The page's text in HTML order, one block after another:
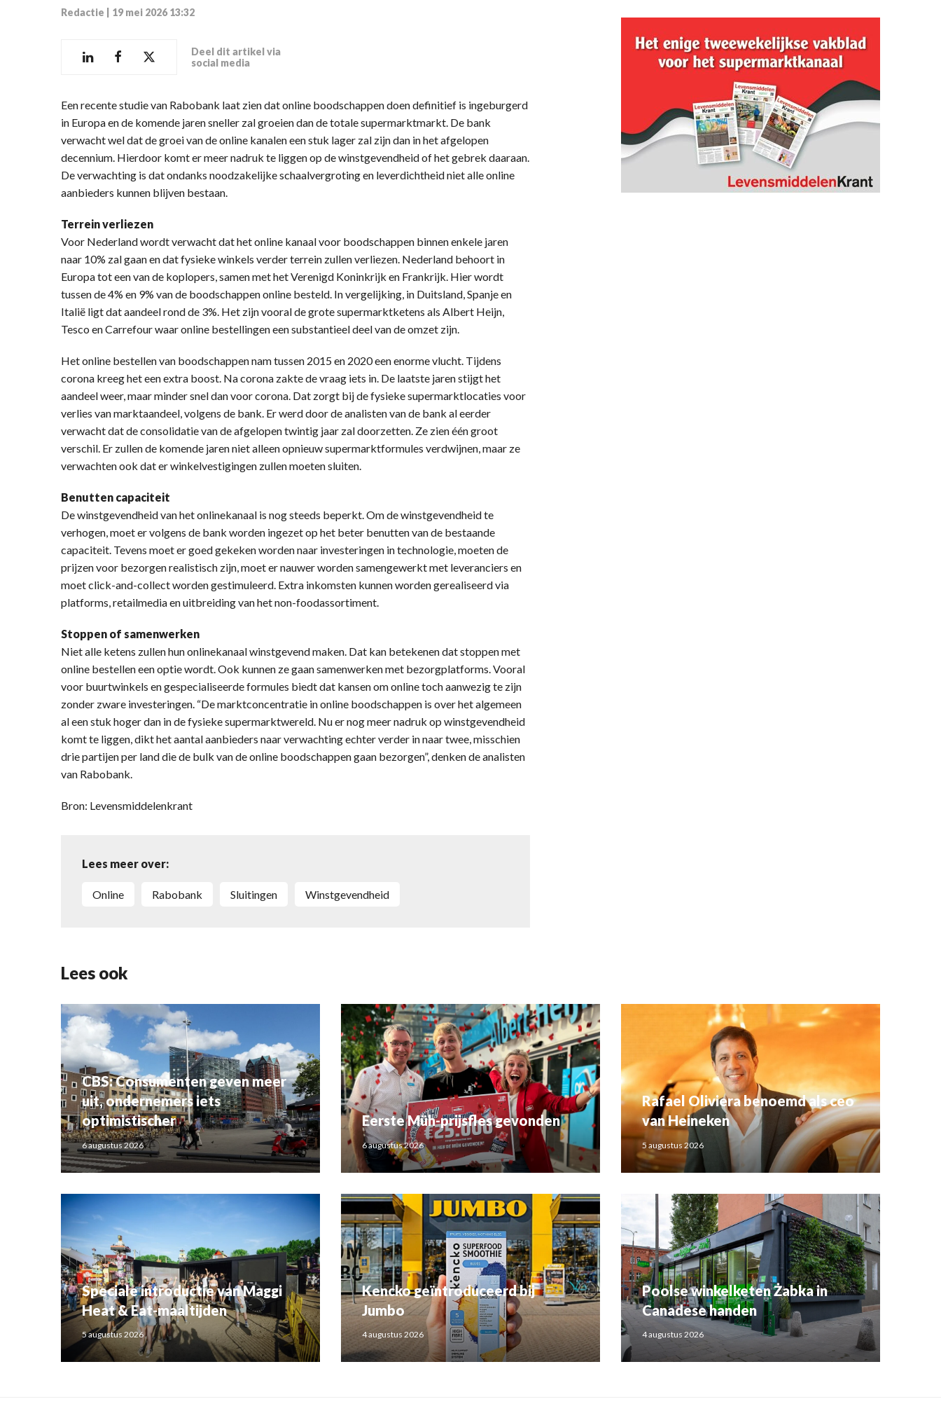
Redactie 19 mei 2026 13:32
Deel dit artikel via
social media
Een recente studie van Rabobank laat zien dat online boodschappen doen definitief is ingeburgerd
in Europa en de komende jaren sneller zal groeien dan de totale supermarktmarkt. De bank
verwacht wel dat de groei van de online kanalen een stuk lager zal zijn dan in het afgelopen
decennium. Hierdoor komt er meer nadruk te liggen op de winstgevendheid of het gebrek daaraan.
De verwachting is dat ondanks noodzakelijke schaalvergroting en leverdichtheid niet alle online
aanbieders kunnen blijven bestaan.
Terrein verliezen
Voor Nederland wordt verwacht dat het online kanaal voor boodschappen binnen enkele jaren
naar 10% zal gaan en dat fysieke winkels verder terrein zullen verliezen. Nederland behoort in
Europa tot een van de koplopers, samen met het Verenigd Koninkrijk en Frankrijk. Hier wordt
tussen de 4% en 9% van de boodschappen online besteld. In vergelijking, in Duitsland, Spanje en
Italië ligt dat aandeel rond de 3%. Het zijn vooral de grote supermarktketens als Albert Heijn,
Tesco en Carrefour waar online bestellingen een substantieel deel van de omzet zijn.
Het online bestellen van boodschappen nam tussen 2015 en 2020 een enorme vlucht. Tijdens
corona kreeg het een extra boost. Na corona zakte de vraag iets in. De laatste jaren stijgt het
aandeel weer, maar minder snel dan voor corona. Dat zorgt bij de fysieke supermarktlocaties voor
verlies van marktaandeel, volgens de bank. Er werd door de analisten van de bank al eerder
verwacht dat de consolidatie van de afgelopen twintig jaar zal doorzetten. Ze zien één groot
verschil. Er zullen de komende jaren niet alleen opnieuw supermarktformules verdwijnen, maar ze
verwachten ook dat er winkelvestigingen zullen moeten sluiten.
Benutten capaciteit
De winstgevendheid van het onlinekanaal is nog steeds beperkt. Om de winstgevendheid te
verhogen, moet er volgens de bank worden ingezet op het beter benutten van de bestaande
capaciteit. Tevens moet er goed gekeken worden naar investeringen in technologie, moeten de
prijzen voor bezorgen realistisch zijn, moet er nauwer worden samengewerkt met leveranciers en
moet click-and-collect worden gestimuleerd. Extra inkomsten kunnen worden gerealiseerd via
platforms, retailmedia en uitbreiding van het non-foodassortiment.
Stoppen of samenwerken
Niet alle ketens zullen hun onlinekanaal winstgevend maken. Dat kan betekenen dat stoppen met
online bestellen een optie wordt. Ook kunnen ze gaan samenwerken met bezorgplatforms. Vooral
voor buurtwinkels en gespecialiseerde formules biedt dat kansen om online toch aanwezig te zijn
zonder zware investeringen. “De marktconcentratie in online boodschappen is over het algemeen
al een stuk hoger dan in de fysieke supermarktwereld. Nu er nog meer nadruk op winstgevendheid
komt te liggen, dikt het aantal aanbieders naar verwachting echter verder in naar twee, misschien
drie partijen per land die de bulk van de online boodschappen gaan bezorgen”, denken de analisten
van Rabobank.
Bron: Levensmiddelenkrant
Lees meer over:
online Rabobank sluitingen winstgevendheid
Lees ook
CBS: Consumenten geven meer
uit, ondernemers iets
optimistischer
6 augustus 2026
Eerste Müh-prijsfles gevonden
6 augustus 2026
Rafael Oliviera benoemd als ceo
van Heineken
5 augustus 2026
Speciale introductie van Maggi
Heat & Eat-maaltijden
5 augustus 2026
Kencko geïntroduceerd bij
Jumbo
4 augustus 2026
Poolse winkelketen Żabka in
Canadese handen
4 augustus 2026